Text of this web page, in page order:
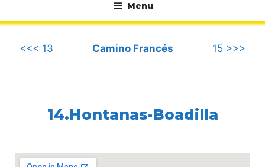
뛰
Menu
.
<<< 13
Camino Francés 15 >>>
14.Hontanas-Boadilla